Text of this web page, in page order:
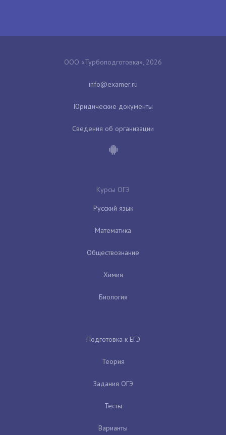
ООО «Турбоподготовка», 2026
Юридические документы
Сведения об организации
Курсы ОГЭ
Русский язык
Математика
Обществознание
Химия
Биология
Подготовка к ЕГЭ
Теория
Задания ОГЭ
Тесты
Варианты